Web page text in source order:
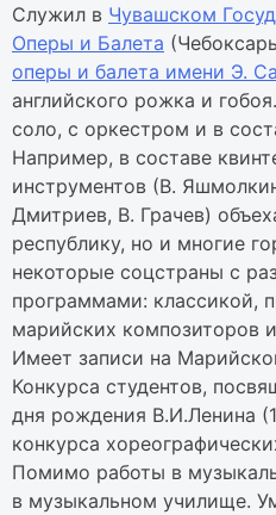
Служил в Чувашском
Оперы и Балета
оперы и балета имени Э.
английского рожка и
соло, с оркестром и в
Например, в составе
инструментов (В.
Дмитриев, В. Грачев)
республику, но и многие
некоторые соцстраны с
программами: классикой,
марийских композиторов
Имеет записи на
Конкурса студентов,
дня рождения В.И.Ленина
конкурса
Помимо работы в
в музыкальном училище.